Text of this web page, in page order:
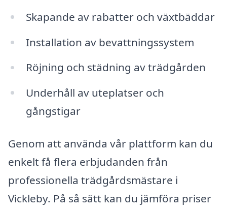
Skapande av rabatter och växtbäddar
Installation av bevattningssystem
Röjning och städning av trädgården
Underhåll av uteplatser och
gångstigar
Genom att använda vår plattform kan du
enkelt få flera erbjudanden från
professionella trädgårdsmästare i
Vickleby. På så sätt kan du jämföra priser